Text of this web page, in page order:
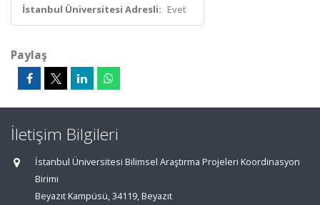
İstanbul Üniversitesi Adresli: Evet
Paylaş
İletişim Bilgileri
İstanbul Üniversitesi Bilimsel Araştırma Projeleri Koordinasyon
Birimi
Beyazıt Kampüsü, 34119, Beyazıt